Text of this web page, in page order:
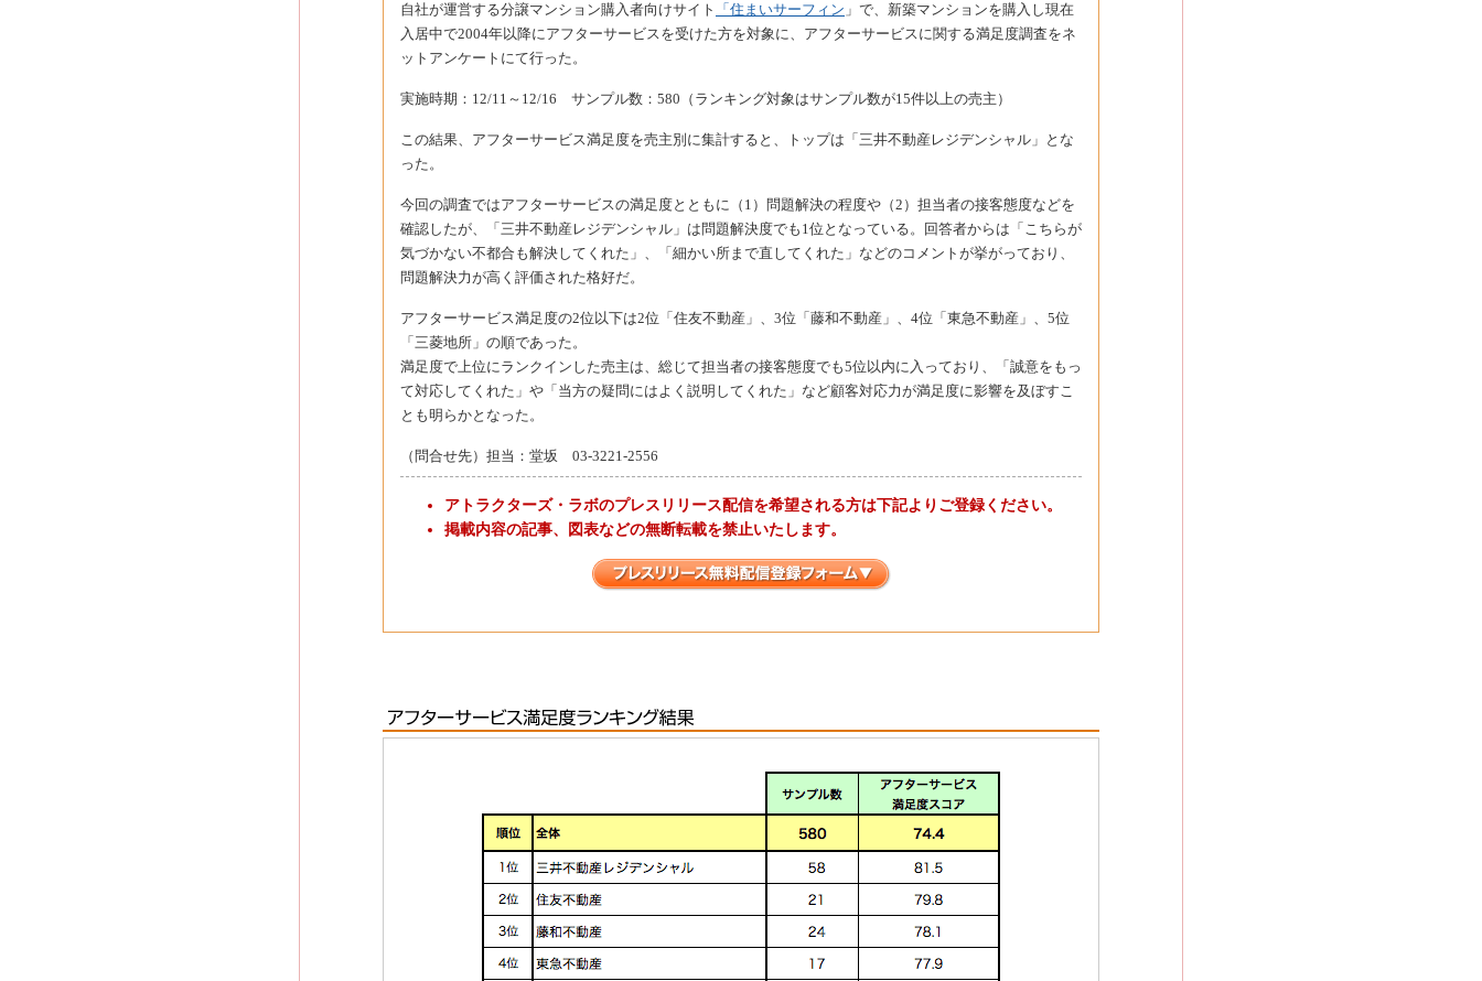
自社が運営する分譲マンション購入者向けサイト 「 住まいサーフィン 」で、新築マンションを購入し現在
入居中で2004年以降にアフターサービスを受けた方を対象に、アフターサービスに関する満足度調査をネ
ットアンケートにて行った。
実施時期：12/11～12/16 サンプル数：580（ランキング対象はサンプル数が15件以上の売主）
この結果、アフターサービス満足度を売主別に集計すると、トップは「三井不動産レジデンシャル」とな
った。
今回の調査ではアフターサービスの満足度とともに（1）問題解決の程度や（2）担当者の接客態度などを
確認したが、「三井不動産レジデンシャル」は問題解決度でも1位となっている。回答者からは「こちらが
気づかない不都合も解決してくれた」、「細かい所まで直してくれた」などのコメントが挙がっており、
問題解決力が高く評価された格好だ。
アフターサービス満足度の2位以下は2位「住友不動産」、3位「藤和不動産」、4位「東急不動産」、5位
「三菱地所」の順であった。
満足度で上位にランクインした売主は、総じて担当者の接客態度でも5位以内に入っており、「誠意をもっ
て対応してくれた」や「当方の疑問にはよく説明してくれた」など顧客対応力が満足度に影響を及ぼすこ
とも明らかとなった。
（問合せ先）担当：堂坂 03-3221-2556
アトラクターズ・ラボのプレスリリース配信を希望される方は下記よりご登録ください。
掲載内容の記事、図表などの無断転載を禁止いたします。